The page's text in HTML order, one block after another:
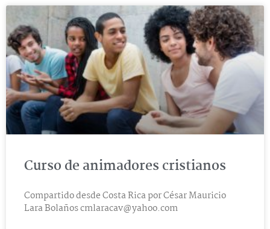
Curso de animadores cristianos
Compartido desde Costa Rica por César Mauricio
Lara Bolañoscmlaracav@yahoo.com